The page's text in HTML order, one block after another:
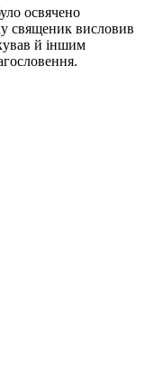
освячено
священик висловив
й іншим